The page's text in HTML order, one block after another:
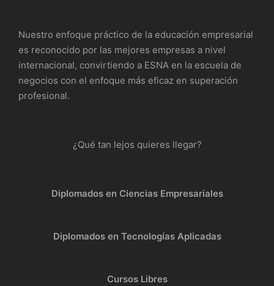
Nuestro enfoque práctico de la educación empresarial
es reconocido por las mejores empresas a nivel
internacional, convirtiendo a ESNA en la escuela de
negocios con el enfoque más eficaz en superación
profesional.
¿Qué tan lejos quieres llegar?
Diplomados en Ciencias Empresariales
Diplomados en Tecnologías Aplicadas
Cursos Libres